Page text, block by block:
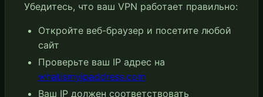
Убедитесь, что ваш VPN работает правильно:
Откройте веб-браузер и посетите любой
сайт
Проверьте ваш IP адрес на
whatismyipaddress.com
Ваш IP должен соответствовать